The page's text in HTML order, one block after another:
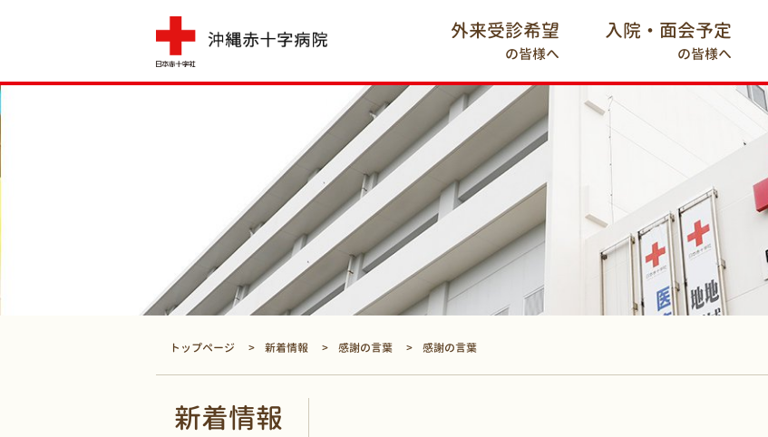
外来受診希望
の皆様へ
入院・面会予定
の皆様へ
トップページ 新着情報 感謝の言葉 感謝の言葉
新着情報